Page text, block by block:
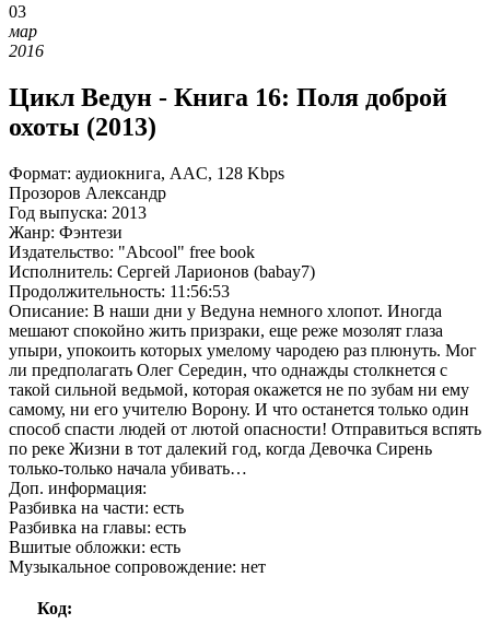
03
мар
2016
Цикл Ведун - Книга 16: Поля доброй
охоты (2013)
Формат: аудиокнига, AAC, 128 Kbps
Прозоров Александр
Год выпуска: 2013
Жанр: Фэнтези
Издательство: "Abcool" free book
Исполнитель: Сергей Ларионов (babay7)
Продолжительность: 11:56:53
Описание: В наши дни у Ведуна немного хлопот. Иногда
мешают спокойно жить призраки, еще реже мозолят глаза
упыри, упокоить которых умелому чародею раз плюнуть. Мог
ли предполагать Олег Середин, что однажды столкнется с
такой сильной ведьмой, которая окажется не по зубам ни ему
самому, ни его учителю Ворону. И что останется только один
способ спасти людей от лютой опасности! Отправиться вспять
по реке Жизни в тот далекий год, когда Девочка Сирень
только-только начала убивать…
Доп. информация:
Разбивка на части: есть
Разбивка на главы: есть
Вшитые обложки: есть
Музыкальное сопровождение: нет
Код: